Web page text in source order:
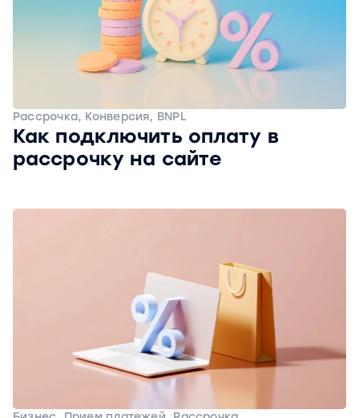
Рассрочка, Конверсия, BNPL
Как подключить оплату в
рассрочку на сайте